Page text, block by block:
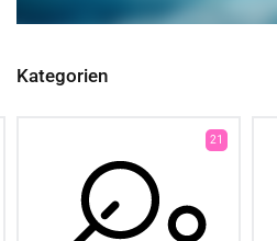
Kategorien
21